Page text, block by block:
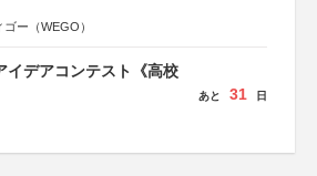
ー（WEGO）
イデアコンテスト《高校
あと 31 日